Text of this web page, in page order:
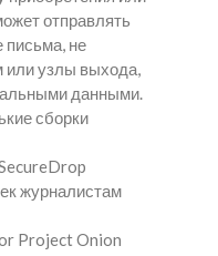
отправлять
письма, не
или узлы выхода,
данными.
сборки
журналистам
Project Onion